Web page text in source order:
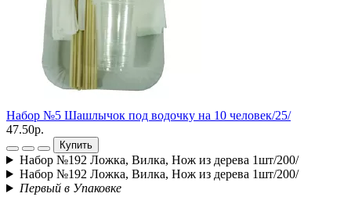
Набор №5 Шашлычок под водочку на 10 человек/25/
47.50р.
Купить
Набор №192 Ложка, Вилка, Нож из дерева 1шт/200/
Набор №192 Ложка, Вилка, Нож из дерева 1шт/200/
Первый в Упаковке